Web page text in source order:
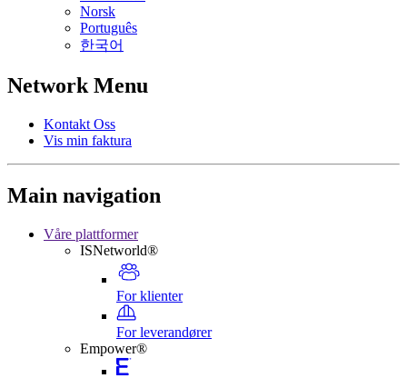
Norsk
Português
한국어
Network Menu
Kontakt Oss
Vis min faktura
Main navigation
Våre plattformer
ISNetworld®
For klienter
For leverandører
Empower®